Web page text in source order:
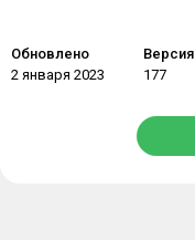
Обновлено
2 января 2023
Версия
177